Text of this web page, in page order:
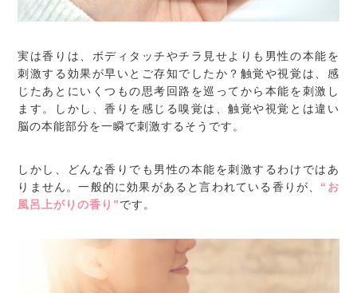
実は香りは、ボディタッチやチラ見せよりも男性の本能を
刺激する効果が早いとご存知でしたか？触覚や視覚は、感
じたあとにいくつもの思考回路を巡ってから本能を刺激し
ます。しかし、香りを感じる嗅覚は、触覚や視覚とは違い
脳の本能部分を一瞬で刺激するそうです。
しかし、どんな香りでも男性の本能を刺激するわけではあ
りません。一般的に効果があると言われている香りが、 “お
風呂上がりの香り”です。